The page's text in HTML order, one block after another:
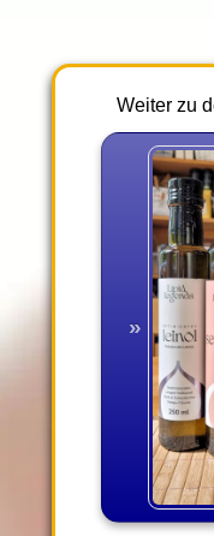
Weiter zu